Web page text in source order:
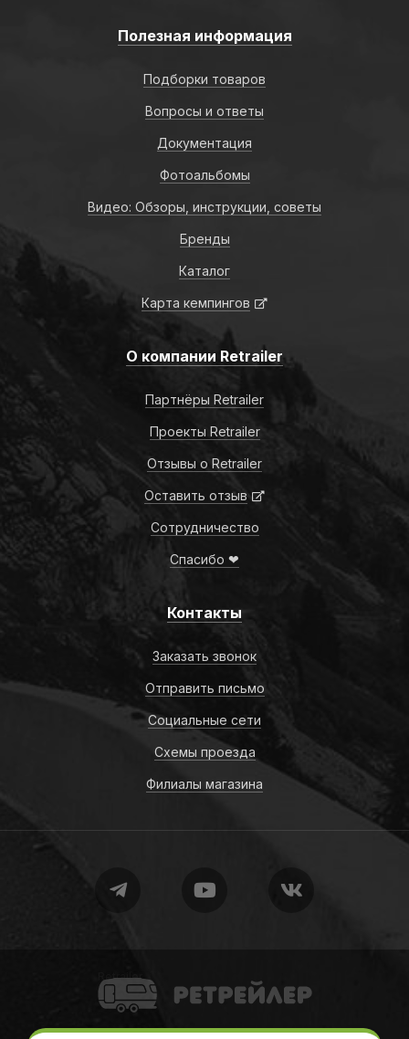
Полезная информация
Подборки товаров
Вопросы и ответы
Документация
Фотоальбомы
Видео: Обзоры, инструкции, советы
Бренды
Каталог
Карта кемпингов
О компании Retrailer
Партнёры Retrailer
Проекты Retrailer
Отзывы о Retrailer
Оставить отзыв
Сотрудничество
Спасибо ❤
Контакты
Заказать звонок
Отправить письмо
Социальные сети
Схемы проезда
Филиалы магазина
Retrailer